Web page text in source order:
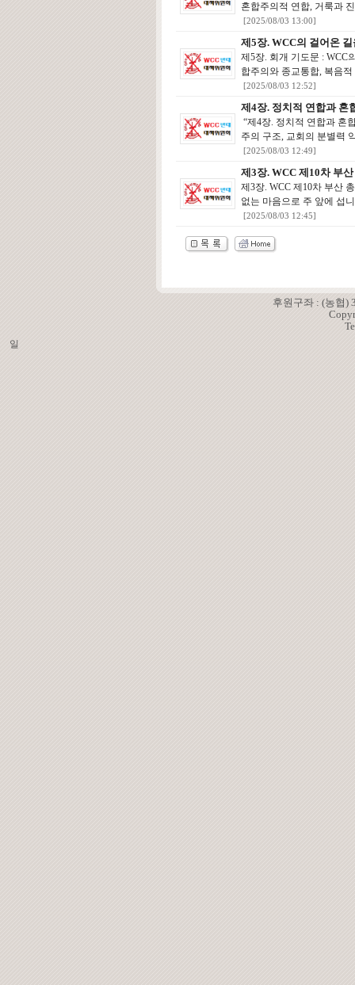
혼합주의적 연합, 거룩과
[2025/08/03 13:00]
제5장. WCC의 걸어온
제5장. 회개 기도문 : WCC
합주의와 종교통합, 복음
[2025/08/03 12:52]
제4장. 정치적 연합과 혼
“제4장. 정치적 연합과 혼
주의 구조, 교회의 분별력
[2025/08/03 12:49]
제3장. WCC 제10차 부
제3장. WCC 제10차 부산
없는 마음으로 주 앞에 섭
[2025/08/03 12:45]
후원구좌 : (농협)
일